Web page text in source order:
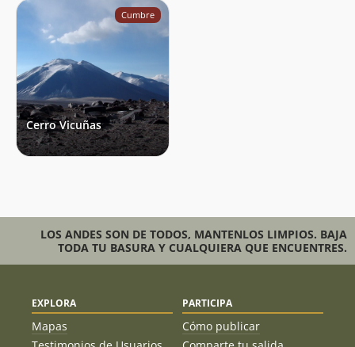
Cumbre
Cerro Vicuñas
LOS ANDES SON DE TODOS, MANTENLOS LIMPIOS. BAJA
TODA TU BASURA Y CUALQUIERA QUE ENCUENTRES.
EXPLORA
Mapas
PARTICIPA
Cómo publicar